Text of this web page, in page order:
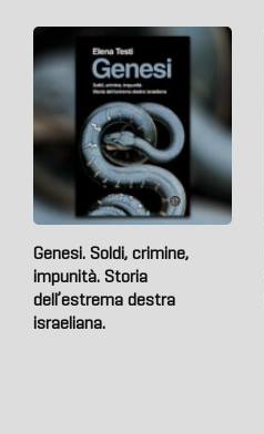
Genesi. Soldi, crimine,
impunità. Storia
dell’estrema destra
israeliana.